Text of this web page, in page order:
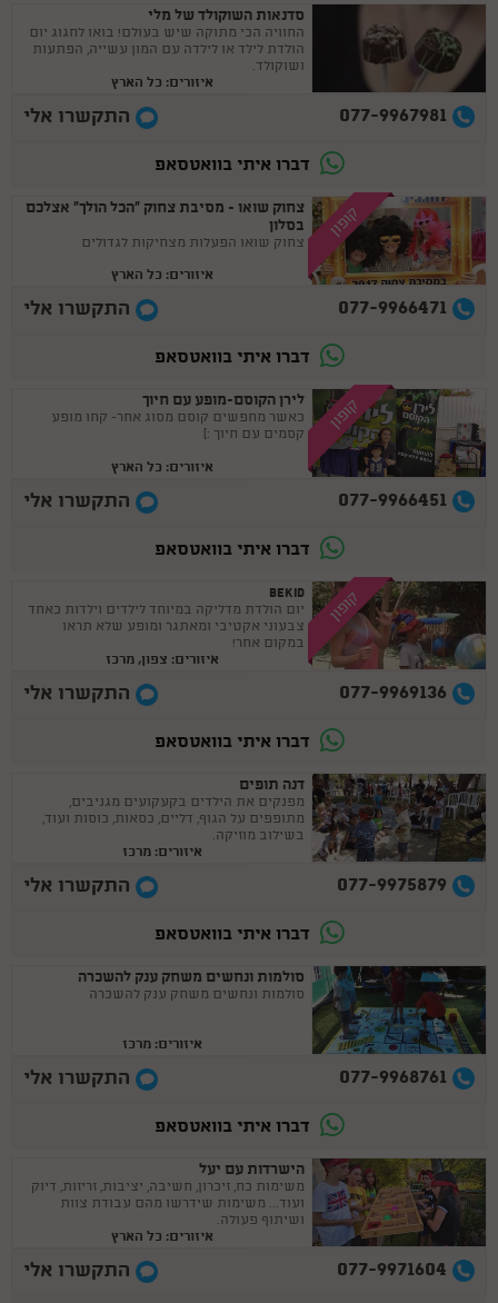
סדנאות השוקולד של מלי
החוויה הכי מתוקה שיש בעולם! בואו לחגוג יום
הולדת לילד או לילדה עם המון עשייה, הפתעות
ושוקולד.
איזורים: כל הארץ
077-9967981 התקשרו אלי
דברו איתי בוואטסאפ
קופון
צחוק שואו - מסיבת צחוק ”הכל הולך” אצלכם
בסלון
צחוק שואו הפעלות מצחיקות לגדולים
איזורים: כל הארץ
077-9966471 התקשרו אלי
דברו איתי בוואטסאפ
קופון לירן הקוסם-מופע עם חיוך
כאשר מחפשים קוסם מסוג אחר- קחו מופע
קסמים עם חיוך :)
איזורים: כל הארץ
077-9966451 התקשרו אלי
דברו איתי בוואטסאפ
קופון BEKID
יום הולדת מדליקה במיוחד לילדים וילדות כאחד
צבעוני אקטיבי ומאתגר ומופע שלא תראו
במקום אחר!
איזורים: צפון, מרכז
077-9969136 התקשרו אלי
דברו איתי בוואטסאפ
דנה תופים
מפנקים את הילדים בקעקועים מגניבים,
מתופפים על הגוף, דליים, כסאות, כוסות ועוד,
בשילוב מוזיקה.
איזורים: מרכז
077-9975879 התקשרו אלי
דברו איתי בוואטסאפ
סולמות ונחשים משחק ענק להשכרה
סולמות ונחשים משחק ענק להשכרה
איזורים: מרכז
077-9968761 התקשרו אלי
דברו איתי בוואטסאפ
הישרדות עם יעל
משימות כח, זיכרון, חשיבה, יציבות, זריזות, דיוק
ועוד... משימות שידרשו מהם עבודת צוות
ושיתוף פעולה.
איזורים: כל הארץ
077-9971604 התקשרו אלי